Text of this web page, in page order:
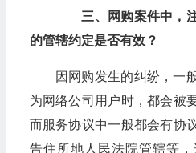
三、网购案件中，注
的管辖约定是否有效？
因网购发生的纠纷，一
为网络公司用户时，都会被
而服务协议中一般都会有协
告住所地人民法院管辖等